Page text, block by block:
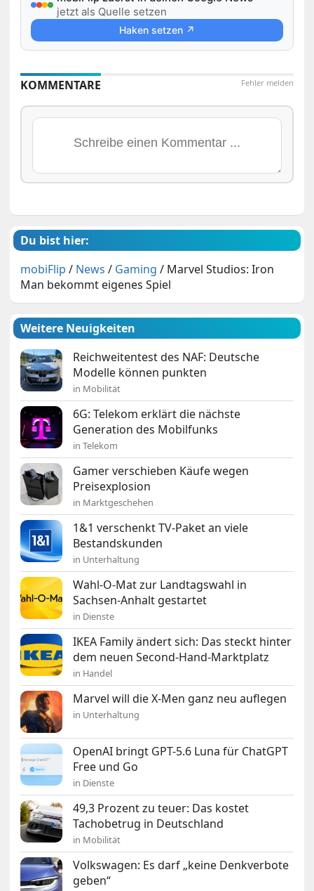
jetzt als Quelle setzen
Haken setzen ↗
Fehler melden
KOMMENTARE
Du bist hier:
mobiFlip / News / Gaming / Marvel Studios: Iron
Man bekommt eigenes Spiel
Weitere Neuigkeiten
Reichweitentest des NAF: Deutsche
Modelle können punkten
in Mobilität
6G: Telekom erklärt die nächste
Generation des Mobilfunks
in Telekom
Gamer verschieben Käufe wegen
Preisexplosion
in Marktgeschehen
1&1 verschenkt TV-Paket an viele
Bestandskunden
in Unterhaltung
Wahl-O-Mat zur Landtagswahl in
Sachsen-Anhalt gestartet
in Dienste
IKEA Family ändert sich: Das steckt hinter
dem neuen Second-Hand-Marktplatz
in Handel
Marvel will die X-Men ganz neu auflegen
in Unterhaltung
OpenAI bringt GPT-5.6 Luna für ChatGPT
Free und Go
in Dienste
49,3 Prozent zu teuer: Das kostet
Tachobetrug in Deutschland
in Mobilität
Volkswagen: Es darf „keine Denkverbote
geben“